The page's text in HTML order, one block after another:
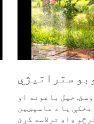
ستراتیژي
خپل باغونه او
د سهار تر 10 بجو مخکې یا د ماسپښین
ډاډ ترلاسه کړئ